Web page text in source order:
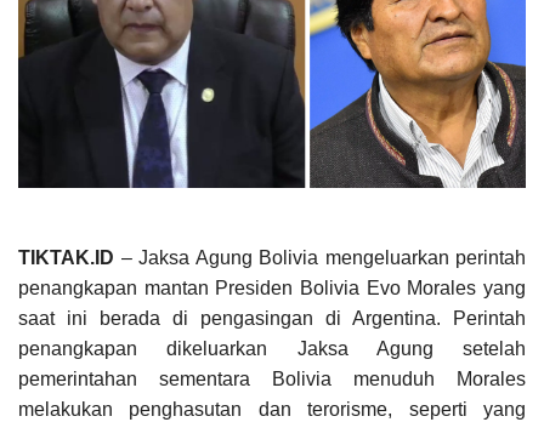
TIKTAK.ID – Jaksa Agung Bolivia mengeluarkan perintah
penangkapan mantan Presiden Bolivia Evo Morales yang
saat ini berada di pengasingan di Argentina. Perintah
penangkapan dikeluarkan Jaksa Agung setelah
pemerintahan sementara Bolivia menuduh Morales
melakukan penghasutan dan terorisme, seperti yang